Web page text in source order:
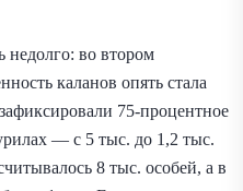
недолго: во втором
каланов опять стала
75-процентное
— с 5 тыс. до 1,2 тыс.
8 тыс. особей, а в